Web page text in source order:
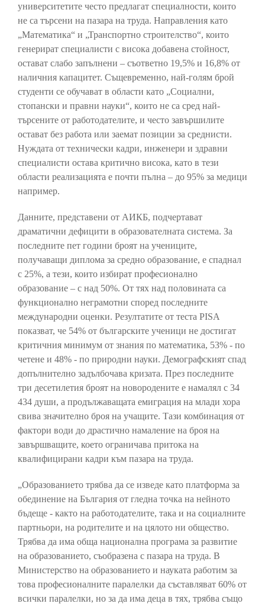
университетите често предлагат специалности, които
не са търсени на пазара на труда. Направления като
„Математика“ и „Транспортно строителство“, които
генерират специалисти с висока добавена стойност,
остават слабо запълнени – съответно 19,5% и 16,8% от
наличния капацитет. Същевременно, най-голям брой
студенти се обучават в области като „Социални,
стопански и правни науки“, които не са сред най-
търсените от работодателите, и често завършилите
остават без работа или заемат позиции за среднисти.
Нуждата от технически кадри, инженери и здравни
специалисти остава критично висока, като в тези
области реализацията е почти пълна – до 95% за медици
например.
Данните, представени от АИКБ, подчертават
драматични дефицити в образователната система. За
последните пет години броят на учениците,
получаващи диплома за средно образование, е спаднал
с 25%, а тези, които избират професионално
образование – с над 50%. От тях над половината са
функционално неграмотни според последните
международни оценки. Резултатите от теста PISA
показват, че 54% от българските ученици не достигат
критичния минимум от знания по математика, 53% - по
четене и 48% - по природни науки. Демографският спад
допълнително задълбочава кризата. През последните
три десетилетия броят на новородените е намалял с 34
434 души, а продължаващата емиграция на млади хора
свива значително броя на учащите. Тази комбинация от
фактори води до драстично намаление на броя на
завършващите, което ограничава притока на
квалифицирани кадри към пазара на труда.
„Образованието трябва да се изведе като платформа за
обединение на България от гледна точка на нейното
бъдеще - както на работодателите, така и на социалните
партньори, на родителите и на цялото ни общество.
Трябва да има обща национална програма за развитие
на образованието, съобразена с пазара на труда. В
Министерство на образованието и науката работим за
това професионалните паралелки да съставляват 60% от
всички паралелки, но за да има деца в тях, трябва също